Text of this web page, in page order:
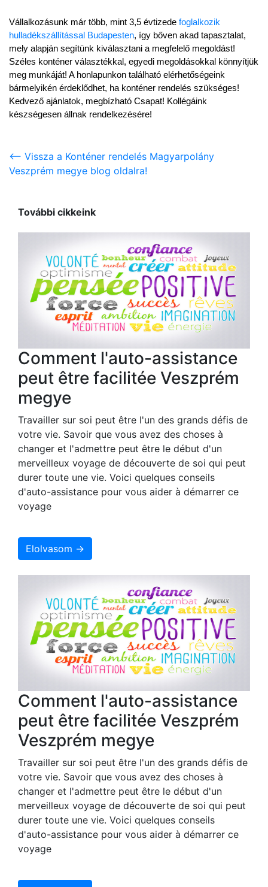
Vállalkozásunk már több, mint 3,5 évtizede foglalkozik
hulladékszállítással Budapesten, így bőven akad tapasztalat,
mely alapján segítünk kiválasztani a megfelelő megoldást!
Széles konténer választékkal, egyedi megoldásokkal könnyítjük
meg munkáját! A honlapunkon található elérhetőségeink
bármelyikén érdeklődhet, ha konténer rendelés szükséges!
Kedvező ajánlatok, megbízható Csapat! Kollégáink
készségesen állnak rendelkezésére!
<-- Vissza a Konténer rendelés Magyarpolány
Veszprém megye blog oldalra!
További cikkeink
Comment l'auto-assistance
peut être facilitée Veszprém
megye
Travailler sur soi peut être l'un des grands défis de
votre vie. Savoir que vous avez des choses à
changer et l'admettre peut être le début d'un
merveilleux voyage de découverte de soi qui peut
durer toute une vie. Voici quelques conseils
d'auto-assistance pour vous aider à démarrer ce
voyage
Elolvasom →
Comment l'auto-assistance
peut être facilitée Veszprém
Veszprém megye
Travailler sur soi peut être l'un des grands défis de
votre vie. Savoir que vous avez des choses à
changer et l'admettre peut être le début d'un
merveilleux voyage de découverte de soi qui peut
durer toute une vie. Voici quelques conseils
d'auto-assistance pour vous aider à démarrer ce
voyage